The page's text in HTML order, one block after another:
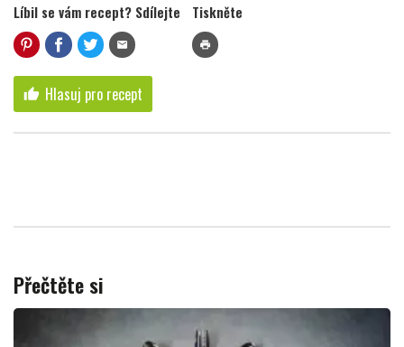
Líbil se vám recept? Sdílejte
mail
Tiskněte
print
thumb_up Hlasuj pro recept
Přečtěte si